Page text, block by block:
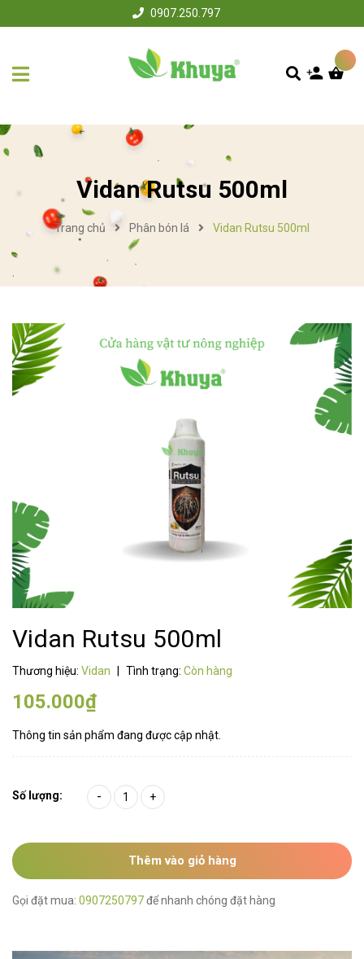
0907.250.797
Vidan Rutsu 500ml
Trang chủ Phân bón lá Vidan Rutsu 500ml
Vidan Rutsu 500ml
Thương hiệu: Vidan Tình trạng: Còn hàng
105.000₫
Thông tin sản phẩm đang được cập nhật.
Số lượng: - +
Thêm vào giỏ hàng
Gọi đặt mua: 0907250797để nhanh chóng đặt hàng